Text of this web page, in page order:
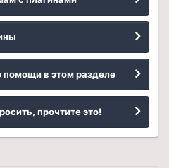
помощи в этом разделе
прочтите это!